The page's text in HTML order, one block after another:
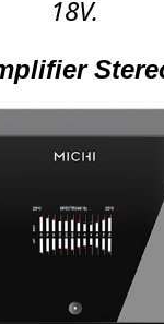
18V.